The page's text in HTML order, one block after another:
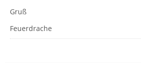
Gruß
Feuerdrache